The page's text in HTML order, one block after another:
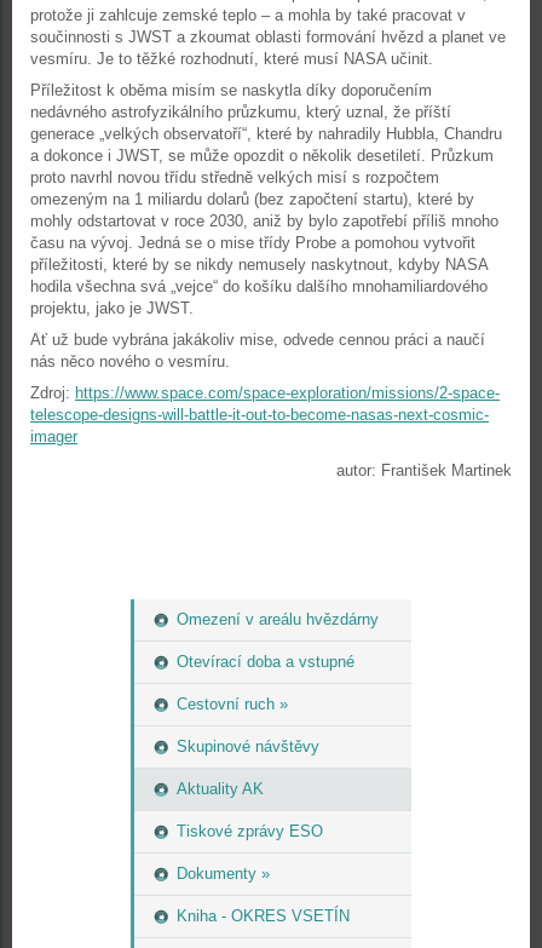
Omezení v areálu hvězdárny
Otevírací doba a vstupné
Cestovní ruch »
Skupinové návštěvy
Aktuality AK
Tiskové zprávy ESO
Dokumenty »
Kniha - OKRES VSETÍN
protože ji zahlcuje zemské teplo – a mohla by také pracovat v
součinnosti s JWST a zkoumat oblasti formování hvězd a planet ve
vesmíru. Je to těžké rozhodnutí, které musí NASA učinit.
Příležitost k oběma misím se naskytla díky doporučením
nedávného astrofyzikálního průzkumu, který uznal, že příští
generace „velkých observatoří“, které by nahradily Hubbla, Chandru
a dokonce i JWST, se může opozdit o několik desetiletí. Průzkum
proto navrhl novou třídu středně velkých misí s rozpočtem
omezeným na 1 miliardu dolarů (bez započtení startu), které by
mohly odstartovat v roce 2030, aniž by bylo zapotřebí příliš mnoho
času na vývoj. Jedná se o mise třídy Probe a pomohou vytvořit
příležitosti, které by se nikdy nemusely naskytnout, kdyby NASA
hodila všechna svá „vejce“ do košíku dalšího mnohamiliardového
projektu, jako je JWST.
Ať už bude vybrána jakákoliv mise, odvede cennou práci a naučí
nás něco nového o vesmíru.
Zdroj: https://www.space.com/space-exploration/missions/2-space-
telescope-designs-will-battle-it-out-to-become-nasas-next-cosmic-
imager
autor: František Martinek